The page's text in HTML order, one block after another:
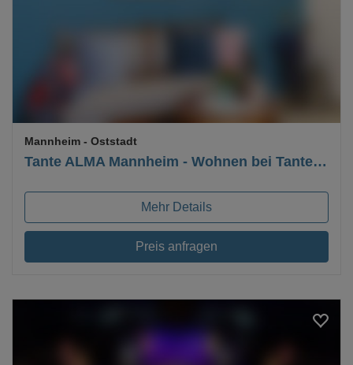
Tante ALMA Mannheim - Wohnen bei Tante ALMA
Mannheim - Oststadt
Mehr Details
Preis anfragen